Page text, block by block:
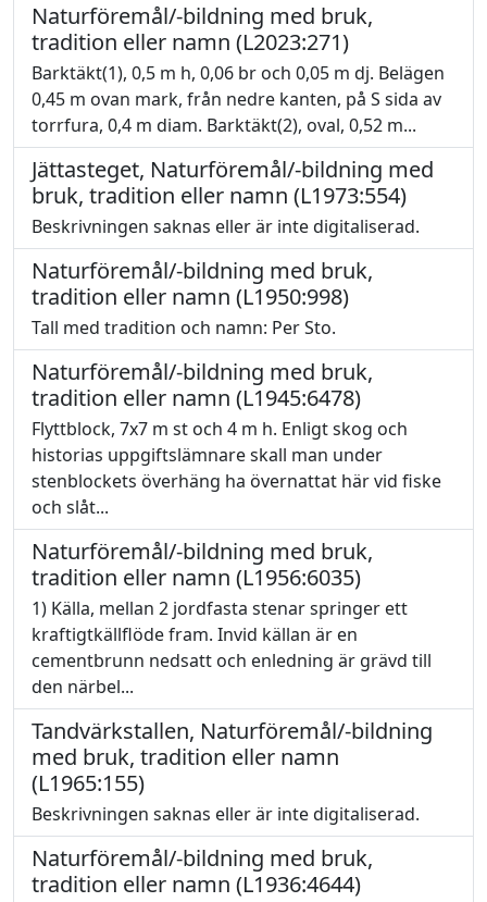
Naturföremål/-bildning med bruk,
tradition eller namn (L2023:271)
Barktäkt(1), 0,5 m h, 0,06 br och 0,05 m dj. Belägen
0,45 m ovan mark, från nedre kanten, på S sida av
torrfura, 0,4 m diam. Barktäkt(2), oval, 0,52 m...
Jättasteget, Naturföremål/-bildning med
bruk, tradition eller namn (L1973:554)
Beskrivningen saknas eller är inte digitaliserad.
Naturföremål/-bildning med bruk,
tradition eller namn (L1950:998)
Tall med tradition och namn: Per Sto.
Naturföremål/-bildning med bruk,
tradition eller namn (L1945:6478)
Flyttblock, 7x7 m st och 4 m h. Enligt skog och
historias uppgiftslämnare skall man under
stenblockets överhäng ha övernattat här vid fiske
och slåt...
Naturföremål/-bildning med bruk,
tradition eller namn (L1956:6035)
1) Källa, mellan 2 jordfasta stenar springer ett
kraftigtkällflöde fram. Invid källan är en
cementbrunn nedsatt och enledning är grävd till
den närbel...
Tandvärkstallen, Naturföremål/-bildning
med bruk, tradition eller namn
(L1965:155)
Beskrivningen saknas eller är inte digitaliserad.
Naturföremål/-bildning med bruk,
tradition eller namn (L1936:4644)